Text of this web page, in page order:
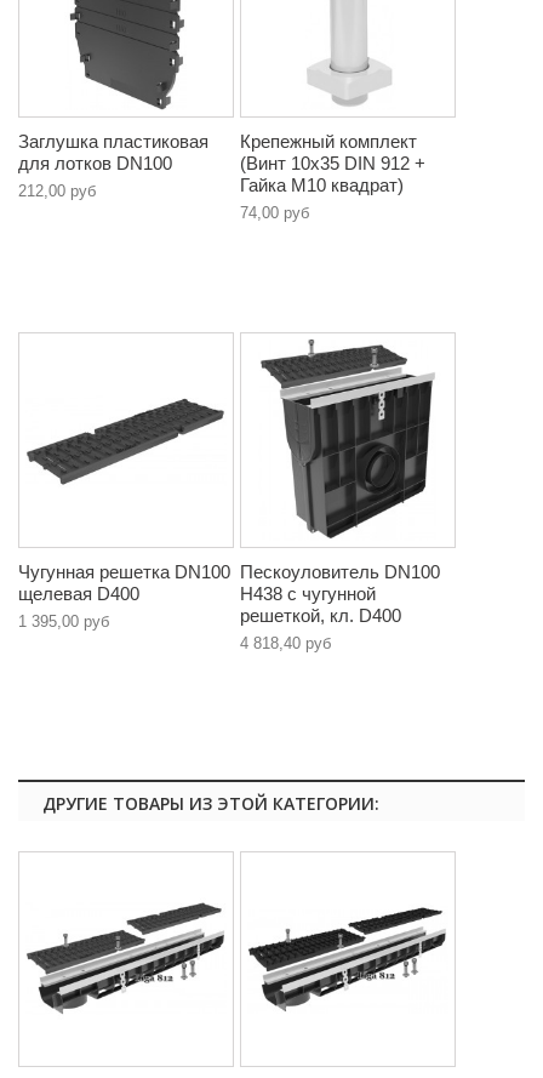
Заглушка пластиковая
для лотков DN100
212,00 руб
Крепежный комплект
(Винт 10х35 DIN 912 +
Гайка М10 квадрат)
74,00 руб
Чугунная решетка DN100
щелевая D400
1 395,00 руб
Пескоуловитель DN100
H438 с чугунной
решеткой, кл. D400
4 818,40 руб
ДРУГИЕ ТОВАРЫ ИЗ ЭТОЙ КАТЕГОРИИ: